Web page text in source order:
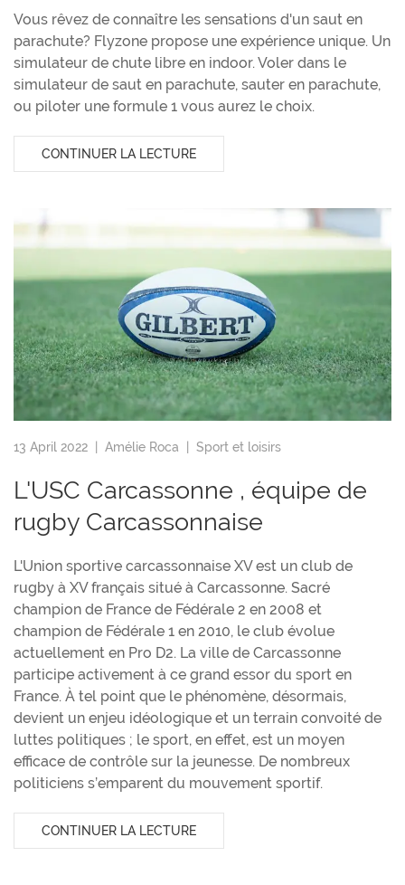
Vous rêvez de connaître les sensations d'un saut en
parachute? Flyzone propose une expérience unique. Un
simulateur de chute libre en indoor. Voler dans le
simulateur de saut en parachute, sauter en parachute,
ou piloter une formule 1 vous aurez le choix.
CONTINUER LA LECTURE
13 April 2022 | Amélie Roca Sport et loisirs
L'USC Carcassonne , équipe de
rugby Carcassonnaise
L'Union sportive carcassonnaise XV est un club de
rugby à XV français situé à Carcassonne. Sacré
champion de France de Fédérale 2 en 2008 et
champion de Fédérale 1 en 2010, le club évolue
actuellement en Pro D2. La ville de Carcassonne
participe activement à ce grand essor du sport en
France. À tel point que le phénomène, désormais,
devient un enjeu idéologique et un terrain convoité de
luttes politiques ; le sport, en effet, est un moyen
efficace de contrôle sur la jeunesse. De nombreux
politiciens s’emparent du mouvement sportif.
CONTINUER LA LECTURE